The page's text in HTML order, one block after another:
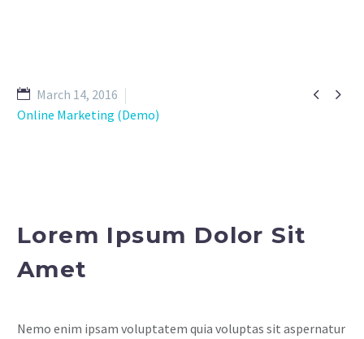
 
March 14, 2016
Online Marketing (Demo)
Lorem Ipsum Dolor Sit
Amet
Nemo enim ipsam voluptatem quia voluptas sit aspernatur